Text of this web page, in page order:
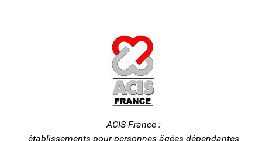
ACIS-France :
établissements pour personnes âgées dépendantes